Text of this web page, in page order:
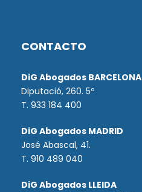
CONTACTO
DiG Abogados BARCELONA
Diputació, 260. 5º
T. 933 184 400
DiG Abogados MADRID
José Abascal, 41.
T. 910 489 040
DiG Abogados LLEIDA